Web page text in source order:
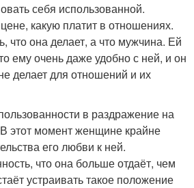
себя использованной.
какую платит в отношениях.
что она делает, а что мужчина. Ей
ему очень даже удобно с ней, и он
делает для отношений и их
в раздражение на
этот момент женщине крайне
его любви к ней.
что она больше отдаёт, чем
устраивать такое положение